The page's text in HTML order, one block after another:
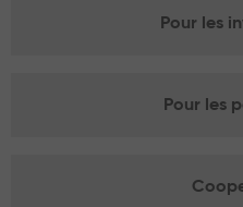
Pour les
Pour les